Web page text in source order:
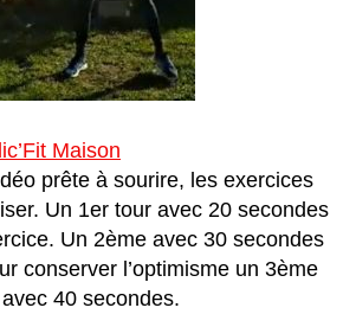
Maison
prête à sourire, les exercices
Un 1er tour avec 20 secondes
Un 2ème avec 30 secondes
conserver l’optimisme un 3ème
avec 40 secondes.